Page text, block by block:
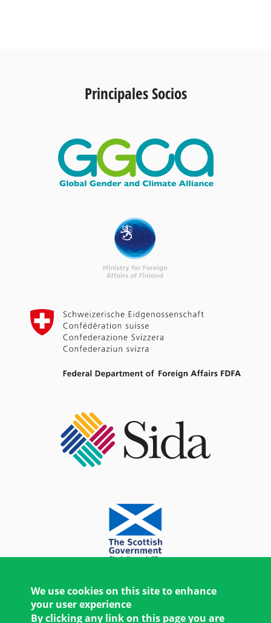
Principales Socios
We use cookies on this site to enhance
your user experience
By clicking any link on this page you are